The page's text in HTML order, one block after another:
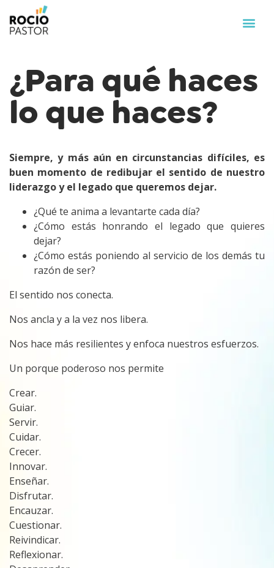
¿Para qué haces
lo que haces?
Siempre, y más aún en circunstancias difíciles, es
buen momento de redibujar el sentido de nuestro
liderazgo y el legado que queremos dejar.
¿Qué te anima a levantarte cada día?
¿Cómo estás honrando el legado que quieres
dejar?
¿Cómo estás poniendo al servicio de los demás tu
razón de ser?
El sentido nos conecta.
Nos ancla y a la vez nos libera.
Nos hace más resilientes y enfoca nuestros esfuerzos.
Un porque poderoso nos permite
Crear.
Guiar.
Servir.
Cuidar.
Crecer.
Innovar.
Enseñar.
Disfrutar.
Encauzar.
Cuestionar.
Reivindicar.
Reflexionar.